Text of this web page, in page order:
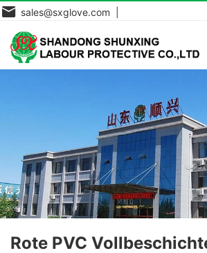
sales@sxglove.com |
Rote PVC